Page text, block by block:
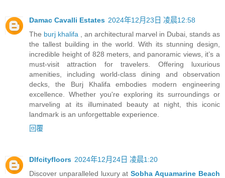
Damac Cavalli Estates 2024年12月23日 凌晨12:58
The burj khalifa
, an architectural marvel in Dubai, stands as
the tallest building in the world. With its stunning design,
incredible height of 828 meters, and panoramic views, it’s a
must-visit attraction for travelers. Offering luxurious
amenities, including world-class dining and observation
decks, the Burj Khalifa embodies modern engineering
excellence. Whether you're exploring its surroundings or
marveling at its illuminated beauty at night, this iconic
landmark is an unforgettable experience.
回覆
Dlfcityfloors 2024年12月24日 凌晨1:20
Discover unparalleled luxury atSobha Aquamarine Beach